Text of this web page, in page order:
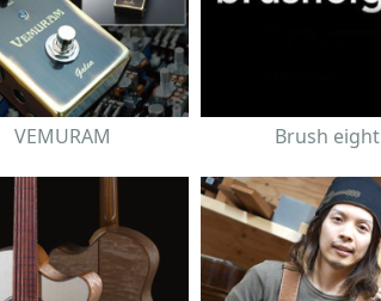
VEMURAM Brush eight